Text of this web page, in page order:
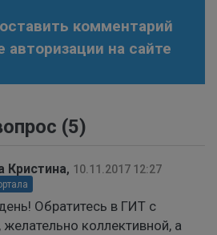
комментарий
авторизации на сайте
(5)
Кристина, 10.11.2017 12:27
Обратитесь в ГИТ с
коллективной, а